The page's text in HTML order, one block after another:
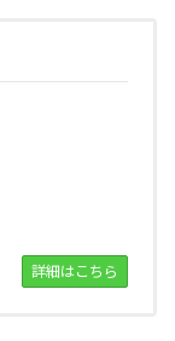
詳細はこちら